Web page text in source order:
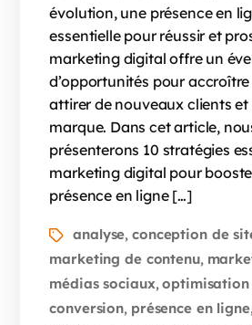
évolution, une présence en
essentielle pour réussir et
marketing digital offre un
d’opportunités pour
attirer de nouveaux clients
marque. Dans cet article,
présenterons 10 stratégies
marketing digital pour
présence en ligne […]
analyse,conception de
marketing de contenu,
médias sociaux,
conversion, présence en ligne